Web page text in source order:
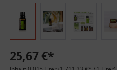
25,67 €*